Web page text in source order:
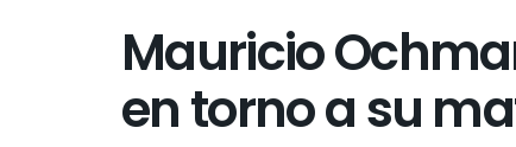
Mauricio
en torno a su